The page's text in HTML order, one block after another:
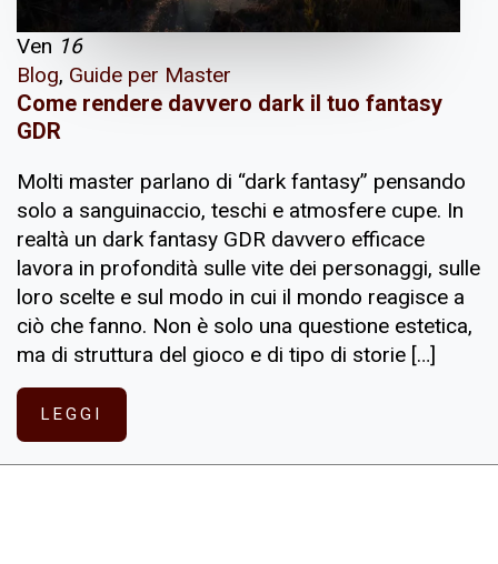
Ven 16
Blog, Guide per Master
Come rendere davvero dark il tuo fantasy
GDR
Molti master parlano di “dark fantasy” pensando
solo a sanguinaccio, teschi e atmosfere cupe. In
realtà un dark fantasy GDR davvero efficace
lavora in profondità sulle vite dei personaggi, sulle
loro scelte e sul modo in cui il mondo reagisce a
ciò che fanno. Non è solo una questione estetica,
ma di struttura del gioco e di tipo di storie […]
LEGGI